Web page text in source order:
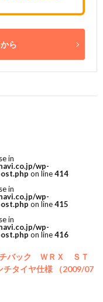
ら
in
wp-
on line414
in
wp-
on line415
in
wp-
on line416
チバック ＷＲＸ ＳＴ
タイヤ仕様 （2009/07